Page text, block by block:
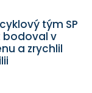
tým SP
bodoval v
a zrychlil